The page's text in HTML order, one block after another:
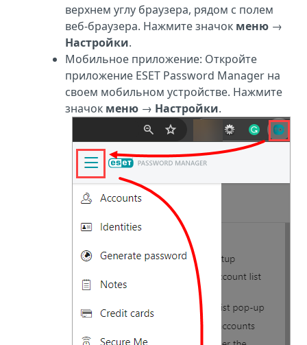
верхнем углу браузера, рядом с полем
веб-браузера. Нажмите значок меню →
Настройки.
Мобильное приложение: Откройте
приложение ESET Password Manager на
своем мобильном устройстве. Нажмите
значок меню → Настройки.